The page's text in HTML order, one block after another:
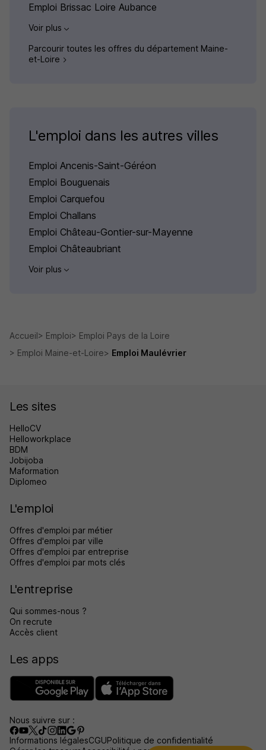
Emploi Brissac Loire Aubance
Voir plus
Parcourir toutes les offres du département Maine-
et-Loire
L'emploi dans les autres villes
Emploi Ancenis-Saint-Géréon
Emploi Bouguenais
Emploi Carquefou
Emploi Challans
Emploi Château-Gontier-sur-Mayenne
Emploi Châteaubriant
Voir plus
Accueil Emploi
Emploi Pays de la Loire
Emploi Maine-et-Loire
Emploi Maulévrier
Les sites
HelloCV
Helloworkplace
BDM
Jobijoba
Maformation
Diplomeo
L'emploi
Offres d'emploi par métier
Offres d'emploi par ville
Offres d'emploi par entreprise
Offres d'emploi par mots clés
L'entreprise
Qui sommes-nous ?
On recrute
Accès client
Les apps
Nous suivre sur :
Informations légalesCGUPolitique de confidentialité